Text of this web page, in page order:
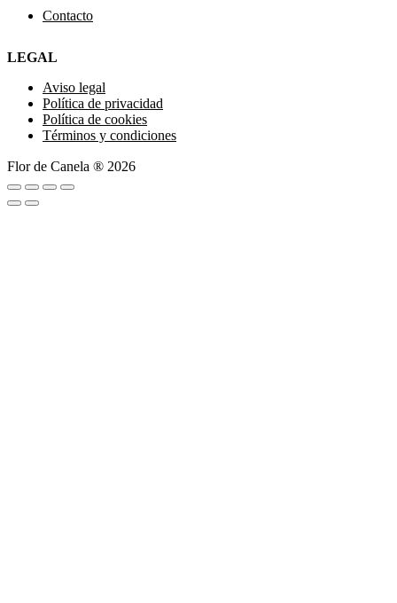
Contacto
LEGAL
Aviso legal
Política de privacidad
Política de cookies
Términos y condiciones
Flor de Canela ® 2026